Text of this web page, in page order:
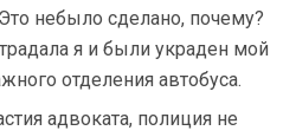
небыло сделано, почему?
я и были украден мой
отделения автобуса.
адвоката, полиция не